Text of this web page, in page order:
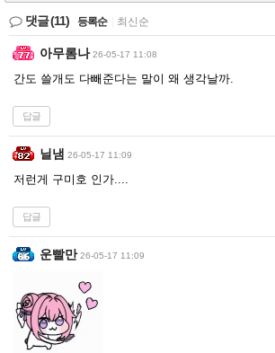
댓글(11) 등록순 최신순
아무롬나 26-05-17 11:08
간도 쓸개도 다빼준다는 말이 왜 생각날까.
답글
닐냄 26-05-17 11:09
저런게 구미호 인가....
답글
운빨만 26-05-17 11:09